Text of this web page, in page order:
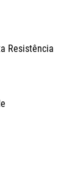
Resistência